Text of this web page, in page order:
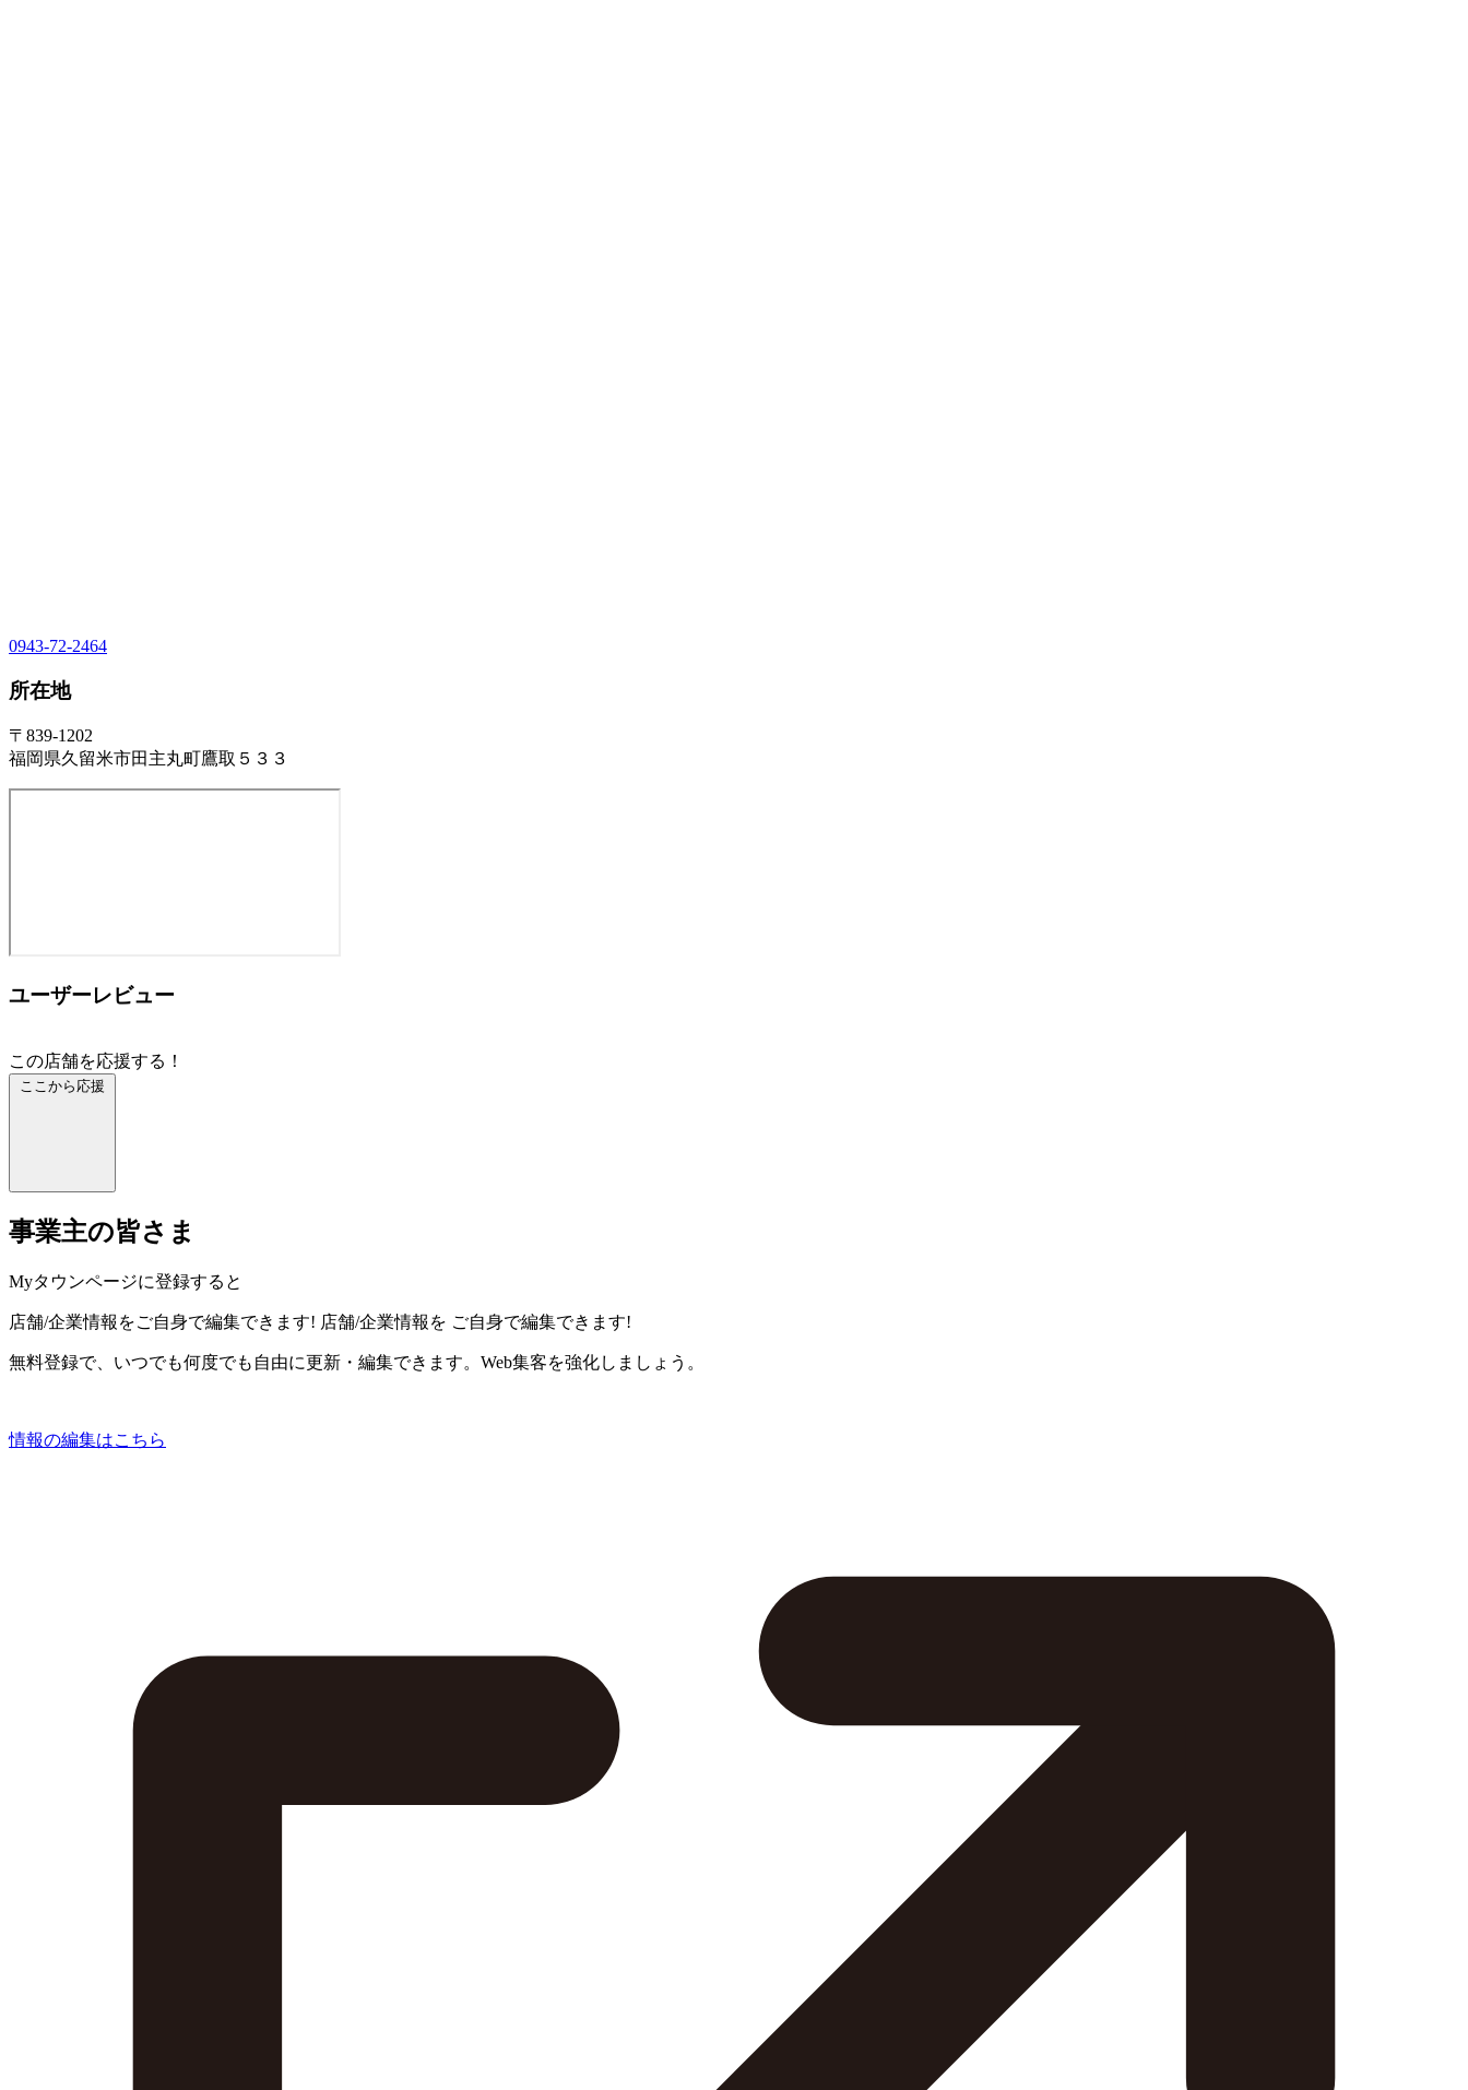
0943-72-2464
所在地
〒839-1202
福岡県久留米市田主丸町鷹取５３３
ユーザーレビュー
この店舗を応援する！
ここから応援
事業主の皆さま
Myタウンページに登録すると
店舗/企業情報をご自身で編集できます! 店舗/企業情報を ご自身で編集できます!
無料登録で、いつでも何度でも自由に更新・編集できます。Web集客を強化しましょう。
情報の編集はこちら